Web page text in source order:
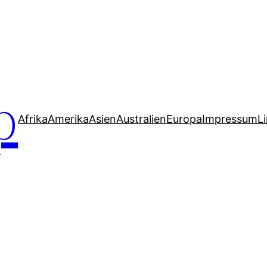
AfrikaAmerikaAsienAustralienEuropaImpressum